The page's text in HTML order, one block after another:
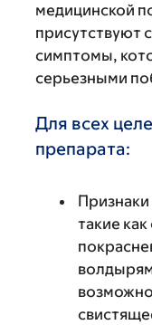
медицинской
присутствуют
симптомы,
серьезными
Для всех
препарата:
такие